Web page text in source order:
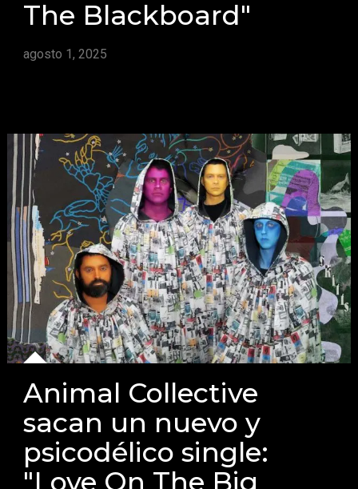
The Blackboard"
agosto 1, 2025
Animal Collective
sacan un nuevo y
psicodélico single:
"Love On The Big